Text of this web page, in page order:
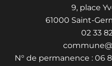
9, place
61000 Saint-
02 33
N° de permanence : 06